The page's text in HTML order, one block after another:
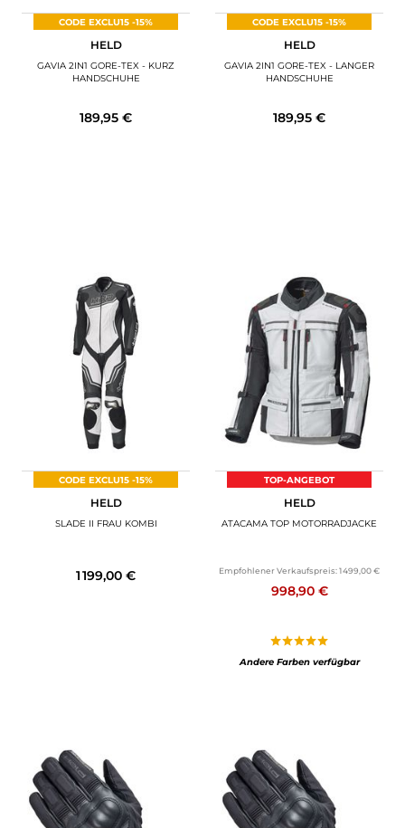
CODE EXCLU15 -15%
HELD
GAVIA 2IN1 GORE-TEX - KURZ
HANDSCHUHE
189,95 €
CODE EXCLU15 -15%
HELD
GAVIA 2IN1 GORE-TEX - LANGER
HANDSCHUHE
189,95 €
CODE EXCLU15 -15%
HELD
SLADE II FRAU KOMBI
1 199,00 €
TOP-ANGEBOT
HELD
ATACAMA TOP MOTORRADJACKE
Empfohlener Verkaufspreis:1 499,00 €
998,90 €
Andere Farben verfügbar